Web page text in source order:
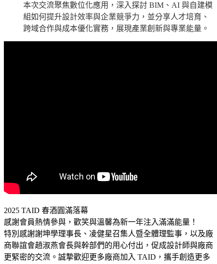
本次交流聚焦數位化應用，深入探討 BIM、AI 與自建模
組如何提升設計效率與企業競爭力，並分享人才培育、
跨域合作與成本優化實務，展現產業創新與專業能量。
2025 TAID 春酒圓滿落幕
感謝會員熱情參與，歡笑與溫馨為新一年注入滿滿能量！
特別感謝謝坤學理事長、凌健星召集人暨全體理監事，以及廠
商聯誼會趙淑燕會長與幹部們的用心付出，促成設計師與廠商
更緊密的交流。誠摯歡迎更多廠商加入 TAID，攜手創造更多